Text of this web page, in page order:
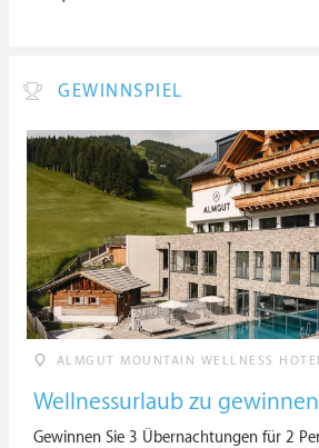
GEWINNSPIEL
ALMGUT MOUNTAIN WELLNESS
Wellnessurlaub zu gewinnen
Gewinnen Sie 3 Übernachtungen für 2